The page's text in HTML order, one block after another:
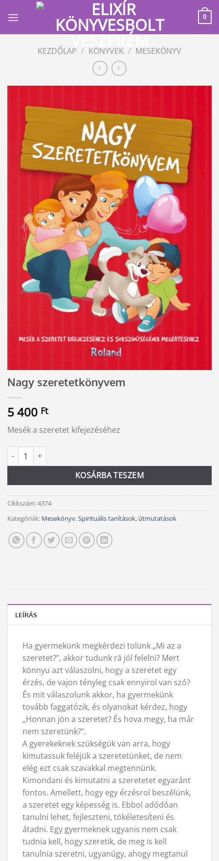
0
KEZDŐLAP / KÖNYVEK / MESEKÖNYV
Nagy szeretetkönyvem
5 400 Ft
Mesék a szeretet kifejezéséhez
Nagy szeretetkönyvem mennyiség
KOSÁRBA TESZEM
Alternative:
Cikkszám:4374
Kategóriák: Mesekönyv,Spirituális tanítások, útmutatások
LEÍRÁS
Ha gyermekünk megkérdezi tolünk „Mi az a
szeretet?”, akkor tudunk rá jól felelni? Mert
könnyu azt válaszolni, hogy a szeretet egy
érzés, de vajon tényleg csak ennyirol van szó?
És mit válaszolunk akkor, ha gyermekünk
tovább faggatózik, és olyanokat kérdez, hogy
„Honnan jön a szeretet? És hova megy, ha már
nem szeretünk?”.
A gyerekeknek szükségük van arra, hogy
kimutassuk feléjük a szeretetünket, de nem
elég ezt csak szavakkal megtennünk.
Kimondani és kimutatni a szeretetet egyaránt
fontos. Amellett, hogy egy érzésrol beszélünk,
a szeretet egy képesség is. Ebbol adódóan
tanulni lehet, fejleszteni, tökéletesíteni és
átadni. Egy gyermeknek ugyanis nem csak
tudnia kell, hogy szeretik, de meg is kell
tanulnia szeretni, ugyanúgy, ahogy megtanul